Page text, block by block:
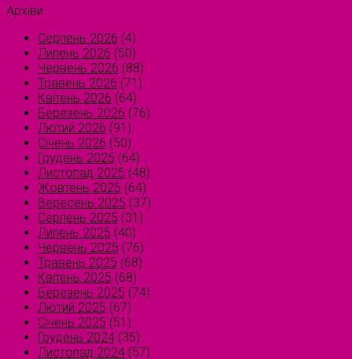
Архіви
Серпень 2026 (4)
Липень 2026 (50)
Червень 2026 (88)
Травень 2026 (71)
Квітень 2026 (64)
Березень 2026 (76)
Лютий 2026 (91)
Січень 2026 (50)
Грудень 2025 (64)
Листопад 2025 (48)
Жовтень 2025 (64)
Вересень 2025 (37)
Серпень 2025 (31)
Липень 2025 (40)
Червень 2025 (76)
Травень 2025 (68)
Квітень 2025 (68)
Березень 2025 (74)
Лютий 2025 (67)
Січень 2025 (51)
Грудень 2024 (35)
Листопад 2024 (57)